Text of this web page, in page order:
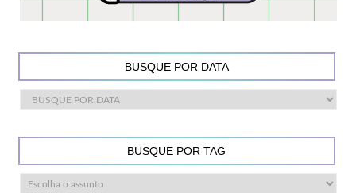
BUSQUE POR DATA
BUSQUE POR TAG